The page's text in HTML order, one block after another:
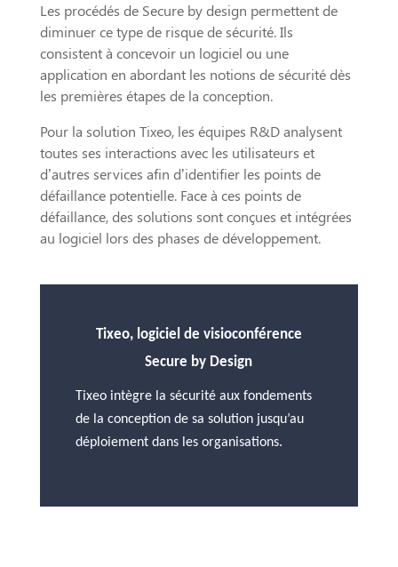
Les procédés de Secure by design permettent de
diminuer ce type de risque de sécurité. Ils
consistent à concevoir un logiciel ou une
application en abordant les notions de sécurité dès
les premières étapes de la conception.
Pour la solution Tixeo, les équipes R&D analysent
toutes ses interactions avec les utilisateurs et
d’autres services afin d’identifier les points de
défaillance potentielle. Face à ces points de
défaillance, des solutions sont conçues et intégrées
au logiciel lors des phases de développement.
Tixeo, logiciel de visioconférence
Secure by Design
Tixeo intègre la sécurité aux fondements
de la conception de sa solution jusqu’au
déploiement dans les organisations.